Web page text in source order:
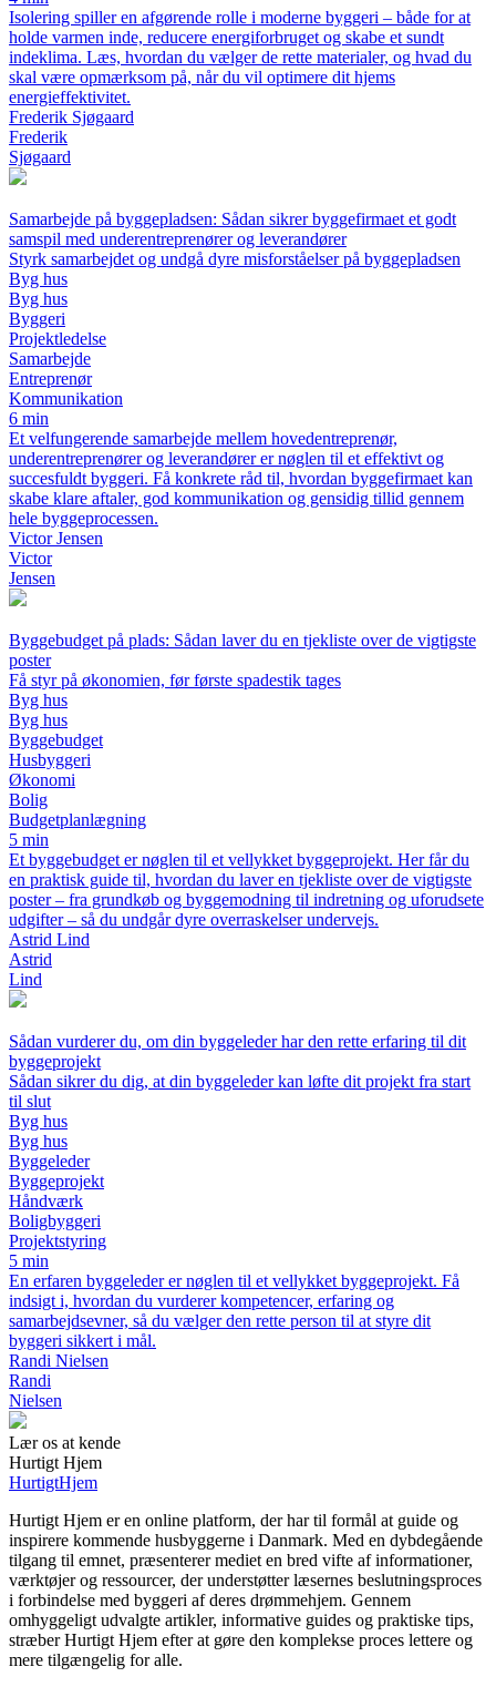
Isolering spiller en afgørende rolle i moderne byggeri – både for at
holde varmen inde, reducere energiforbruget og skabe et sundt
indeklima. Læs, hvordan du vælger de rette materialer, og hvad du
skal være opmærksom på, når du vil optimere dit hjems
energieffektivitet.
Frederik Sjøgaard
Frederik
Sjøgaard
Samarbejde på byggepladsen: Sådan sikrer byggefirmaet et godt
samspil med underentreprenører og leverandører
Styrk samarbejdet og undgå dyre misforståelser på byggepladsen
Byg hus
Byg hus
Byggeri
Projektledelse
Samarbejde
Entreprenør
Kommunikation
6 min
Et velfungerende samarbejde mellem hovedentreprenør,
underentreprenører og leverandører er nøglen til et effektivt og
succesfuldt byggeri. Få konkrete råd til, hvordan byggefirmaet kan
skabe klare aftaler, god kommunikation og gensidig tillid gennem
hele byggeprocessen.
Victor Jensen
Victor
Jensen
Byggebudget på plads: Sådan laver du en tjekliste over de vigtigste
poster
Få styr på økonomien, før første spadestik tages
Byg hus
Byg hus
Byggebudget
Husbyggeri
Økonomi
Bolig
Budgetplanlægning
5 min
Et byggebudget er nøglen til et vellykket byggeprojekt. Her får du
en praktisk guide til, hvordan du laver en tjekliste over de vigtigste
poster – fra grundkøb og byggemodning til indretning og uforudsete
udgifter – så du undgår dyre overraskelser undervejs.
Astrid Lind
Astrid
Lind
Sådan vurderer du, om din byggeleder har den rette erfaring til dit
byggeprojekt
Sådan sikrer du dig, at din byggeleder kan løfte dit projekt fra start
til slut
Byg hus
Byg hus
Byggeleder
Byggeprojekt
Håndværk
Boligbyggeri
Projektstyring
5 min
En erfaren byggeleder er nøglen til et vellykket byggeprojekt. Få
indsigt i, hvordan du vurderer kompetencer, erfaring og
samarbejdsevner, så du vælger den rette person til at styre dit
byggeri sikkert i mål.
Randi Nielsen
Randi
Nielsen
Lær os at kende
Hurtigt Hjem
HurtigtHjem
Hurtigt Hjem er en online platform, der har til formål at guide og
inspirere kommende husbyggerne i Danmark. Med en dybdegående
tilgang til emnet, præsenterer mediet en bred vifte af informationer,
værktøjer og ressourcer, der understøtter læsernes beslutningsproces
i forbindelse med byggeri af deres drømmehjem. Gennem
omhyggeligt udvalgte artikler, informative guides og praktiske tips,
stræber Hurtigt Hjem efter at gøre den komplekse proces lettere og
mere tilgængelig for alle.